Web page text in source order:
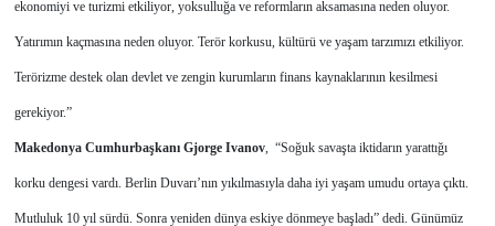
ekonomiyi ve turizmi etkiliyor, yoksulluğa ve reformların aksamasına neden oluyor.
Yatırımın kaçmasına neden oluyor. Terör korkusu, kültürü ve yaşam tarzımızı etkiliyor.
Terörizme destek olan devlet ve zengin kurumların finans kaynaklarının kesilmesi
gerekiyor.”
Makedonya Cumhurbaşkanı Gjorge Ivanov, “Soğuk savaşta iktidarın yarattığı
korku dengesi vardı. Berlin Duvarı’nın yıkılmasıyla daha iyi yaşam umudu ortaya çıktı.
Mutluluk 10 yıl sürdü. Sonra yeniden dünya eskiye dönmeye başladı” dedi. Günümüz